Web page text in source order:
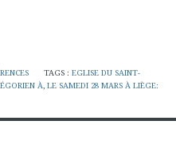
TAGS :EGLISE DU SAINT-
À, LE SAMEDI 28 MARS À LIÈGE: